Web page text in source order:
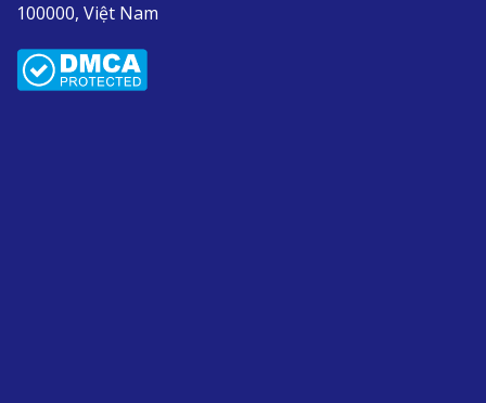
100000, Việt Nam